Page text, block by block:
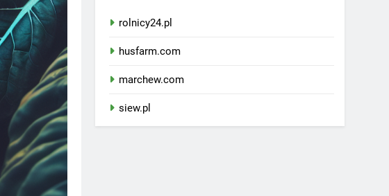
rolnicy24.pl
husfarm.com
marchew.com
siew.pl